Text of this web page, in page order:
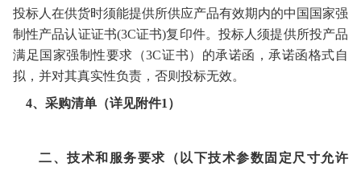
投标人 在供货时须能提供所供应产品有效期内的中国国家强
制性产品认证证书(3C证书)复印件。 投标人须提供所投产品
满足国家强制性要求（3C证书）的承诺函，承诺函格式自
拟，并对其真实性负责，否则投标无效。
4、 采购清单（详见附件1）
二、技术和服务要求（以下技术参数固定尺寸允许